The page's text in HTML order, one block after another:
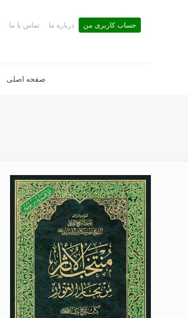
صفحه اصلی
حساب کاربری من درباره ما تماس با ما